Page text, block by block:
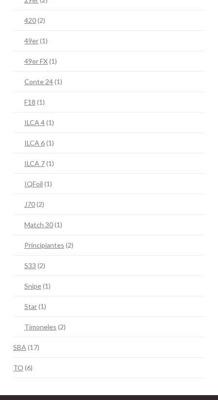
420(2)
49er(1)
49er FX(1)
Conte 24(1)
F18 (1)
ILCA 4(1)
ILCA 6(1)
ILCA 7(1)
IQFoil (1)
J70(2)
Match 30(1)
Principiantes (2)
S33 (2)
Snipe(1)
Star(1)
Timoneles (2)
SBA (17)
TO (6)